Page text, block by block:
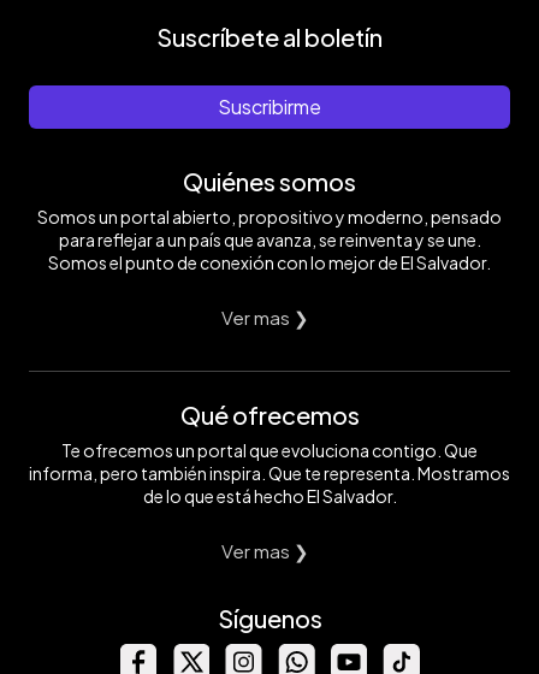
Suscríbete al boletín
Suscribirme
Quiénes somos
Somos un portal abierto, propositivo y moderno, pensado
para reflejar a un país que avanza, se reinventa y se une.
Somos el punto de conexión con lo mejor de El Salvador.
Ver mas ❯
Qué ofrecemos
Te ofrecemos un portal que evoluciona contigo. Que
informa, pero también inspira. Que te representa. Mostramos
de lo que está hecho El Salvador.
Ver mas ❯
Síguenos